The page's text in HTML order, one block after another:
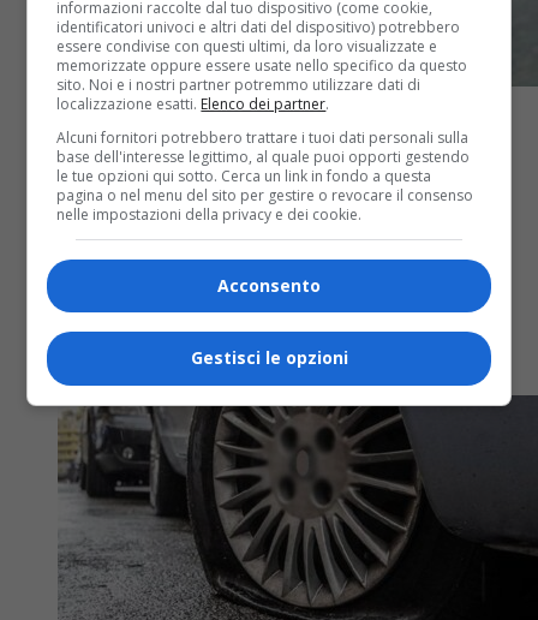
Biella 11 mesi fa
Biella piange Pasquale “Lino” Vullo,
morto a 70 anni
Lascia i figli e gli adorati nipoti
informazioni raccolte dal tuo dispositivo (come cookie,
identificatori univoci e altri dati del dispositivo) potrebbero
essere condivise con questi ultimi, da loro visualizzate e
memorizzate oppure essere usate nello specifico da questo
sito. Noi e i nostri partner potremmo utilizzare dati di
localizzazione esatti. Elenco dei partner.
Alcuni fornitori potrebbero trattare i tuoi dati personali sulla
base dell'interesse legittimo, al quale puoi opporti gestendo
le tue opzioni qui sotto. Cerca un link in fondo a questa
pagina o nel menu del sito per gestire o revocare il consenso
nelle impostazioni della privacy e dei cookie.
Acconsento
Gestisci le opzioni